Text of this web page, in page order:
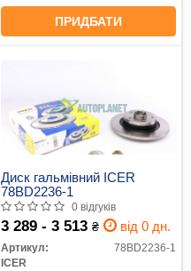
ПРИДБАТИ
Диск гальмівний ICER
78BD2236-1
0 відгуків
3 289 - 3 513 ₴ від 0 дн.
Артикул:
78BD2236-1
ICER